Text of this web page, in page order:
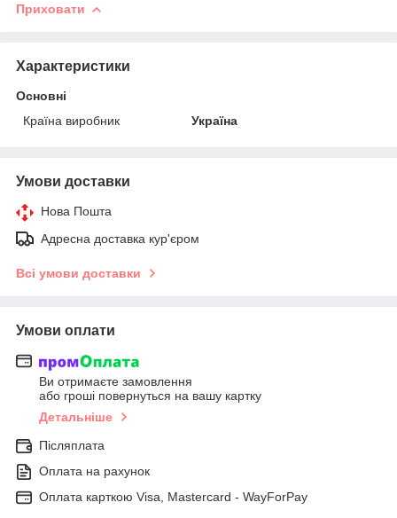
Приховати
Характеристики
Основні
Країна виробник
Україна
Умови доставки
Нова Пошта
Адресна доставка кур'єром
Всі умови доставки
Умови оплати
Ви отримаєте замовлення
або гроші повернуться на вашу картку
Детальніше
Післяплата
Оплата на рахунок
Оплата карткою Visa, Mastercard - WayForPay